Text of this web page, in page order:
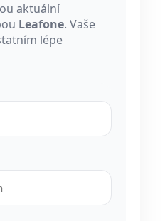
aktuální
Leafone. Vaše
lépe